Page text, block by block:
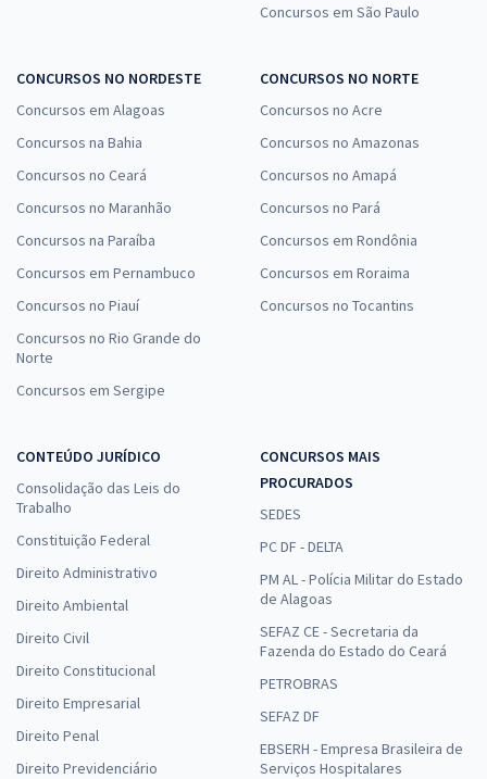
Concursos em São Paulo
CONCURSOS NO NORDESTE
Concursos em Alagoas
Concursos na Bahia
Concursos no Ceará
Concursos no Maranhão
Concursos na Paraíba
Concursos em Pernambuco
Concursos no Piauí
Concursos no Rio Grande do
Norte
Concursos em Sergipe
CONCURSOS NO NORTE
Concursos no Acre
Concursos no Amazonas
Concursos no Amapá
Concursos no Pará
Concursos em Rondônia
Concursos em Roraima
Concursos no Tocantins
CONTEÚDO JURÍDICO
Consolidação das Leis do
Trabalho
Constituição Federal
Direito Administrativo
Direito Ambiental
Direito Civil
Direito Constitucional
Direito Empresarial
Direito Penal
Direito Previdenciário
CONCURSOS MAIS
PROCURADOS
SEDES
PC DF - DELTA
PM AL - Polícia Militar do Estado
de Alagoas
SEFAZ CE - Secretaria da
Fazenda do Estado do Ceará
PETROBRAS
SEFAZ DF
EBSERH - Empresa Brasileira de
Serviços Hospitalares